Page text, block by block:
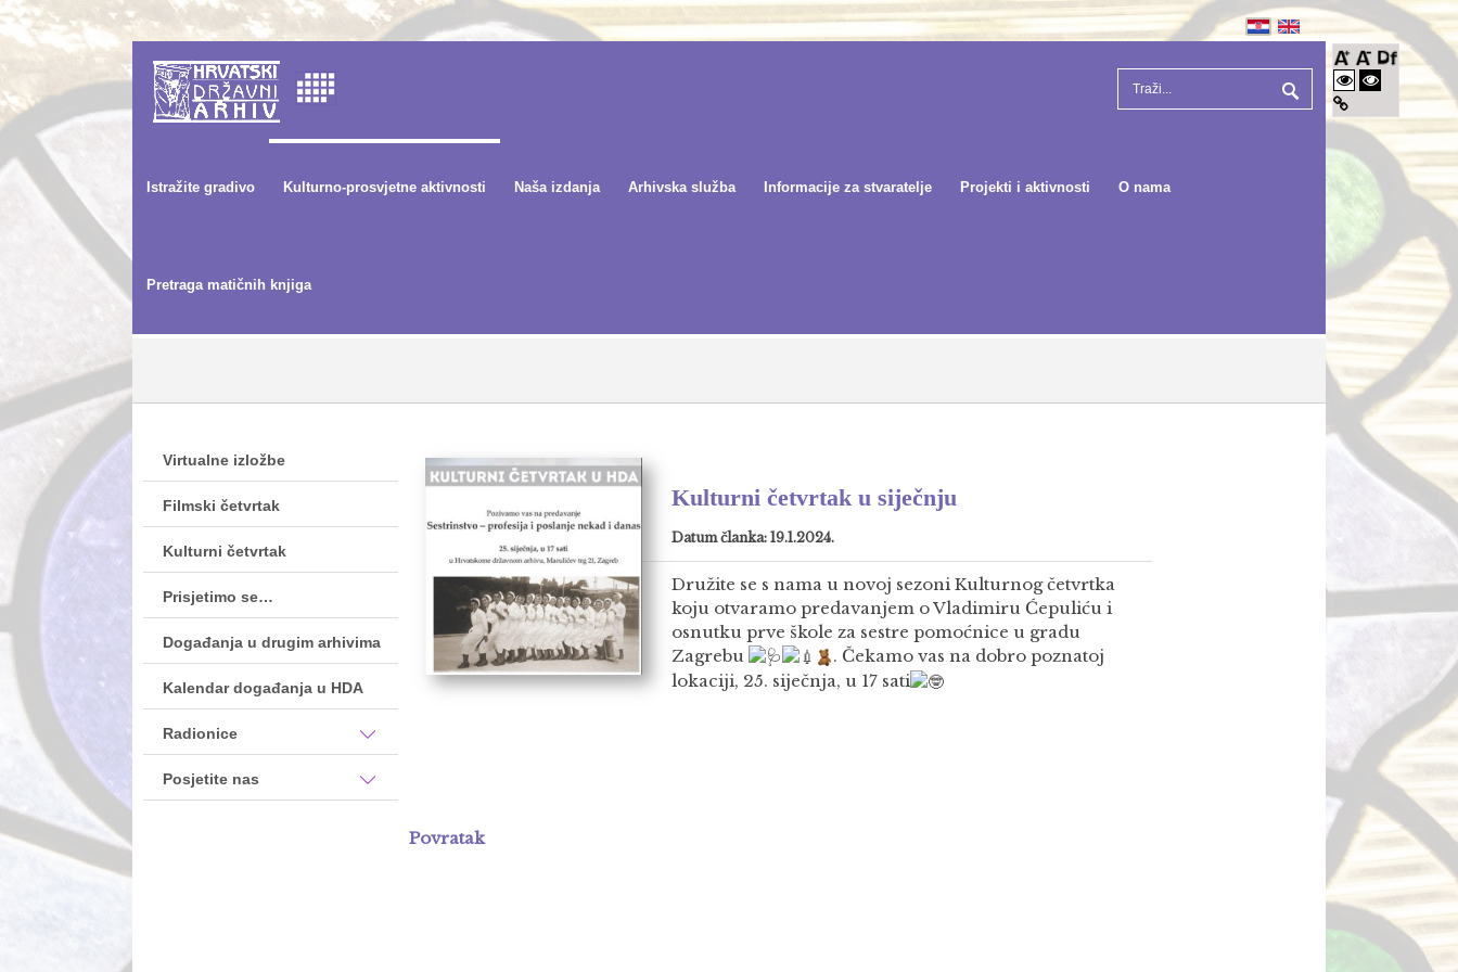
Istražite gradivo Kulturno-prosvjetne aktivnosti Naša izdanja Arhivska služba Informacije za stvaratelje Projekti i aktivnosti O nama
Pretraga matičnih knjiga
Virtualne izložbe
Filmski četvrtak
Kulturni četvrtak
Prisjetimo se…
Događanja u drugim arhivima
Kalendar događanja u HDA
Radionice
Posjetite nas
Kulturni četvrtak u siječnju
Datum članka: 19.1.2024.
Družite se s nama u novoj sezoni Kulturnog četvrtka
koju otvaramo predavanjem o Vladimiru Ćepuliću i
osnutku prve škole za sestre pomoćnice u gradu
Zagrebu
. Čekamo vas na dobro poznatoj
lokaciji, 25. siječnja, u 17 sati
Povratak